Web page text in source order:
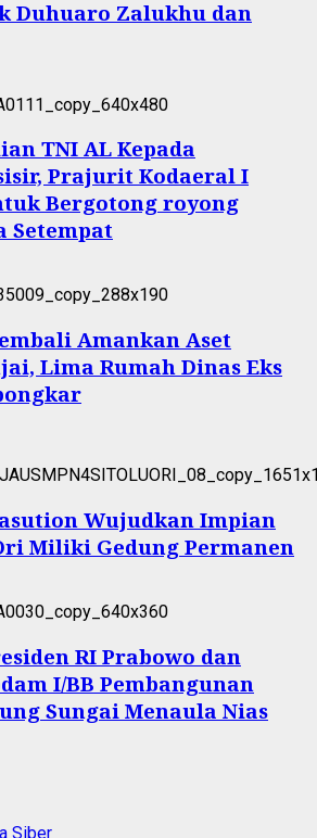
Duhuaro Zalukhu dan
TNI AL Kepada
Prajurit Kodaeral I
Bergotong royong
Setempat
Amankan Aset
Lima Rumah Dinas Eks
Wujudkan Impian
Miliki Gedung Permanen
RI Prabowo dan
I/BB Pembangunan
Sungai Menaula Nias
Siber